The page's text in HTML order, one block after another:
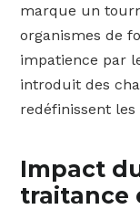
marque un
organismes de
impatience par
introduit des
redéfinissent
Impact
traitance